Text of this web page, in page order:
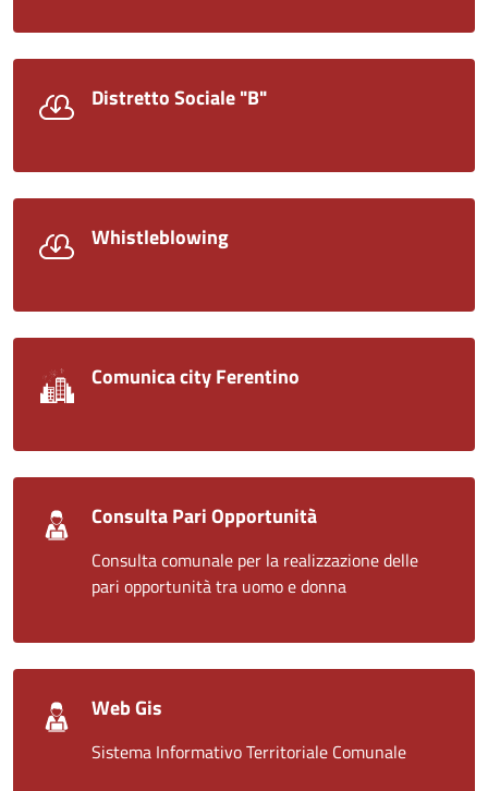
Distretto Sociale "B"
Whistleblowing
Comunica city Ferentino
Consulta Pari Opportunità
Consulta comunale per la realizzazione delle
pari opportunità tra uomo e donna
Web Gis
Sistema Informativo Territoriale Comunale